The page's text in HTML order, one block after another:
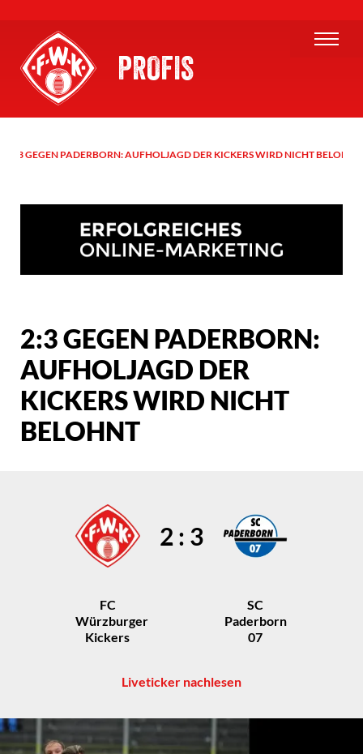
PROFIS
2:3 GEGEN PADERBORN: AUFHOLJAGD DER KICKERS WIRD NICHT BELOHNT
2:3 GEGEN PADERBORN:
AUFHOLJAGD DER
KICKERS WIRD NICHT
BELOHNT
FC
Würzburger
Kickers
2 : 3
SC
Paderborn
07
Liveticker nachlesen